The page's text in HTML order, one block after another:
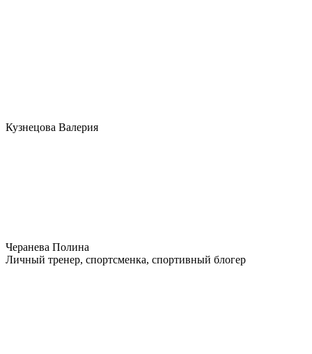
Кузнецова Валерия
Черанева Полина
Личный тренер, спортсменка, спортивный блогер